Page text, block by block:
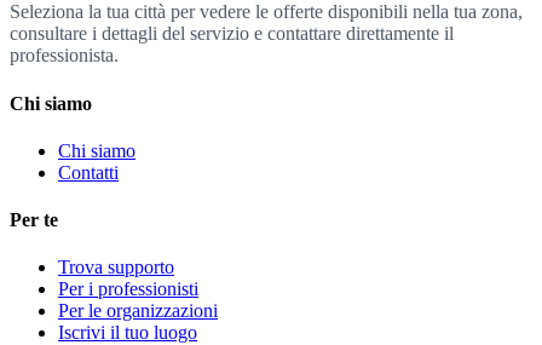
Seleziona la tua città per vedere le offerte disponibili nella tua zona,
consultare i dettagli del servizio e contattare direttamente il
professionista.
Chi siamo
Chi siamo
Contatti
Per te
Trova supporto
Per i professionisti
Per le organizzazioni
Iscrivi il tuo luogo